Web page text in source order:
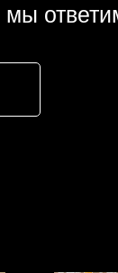
мы